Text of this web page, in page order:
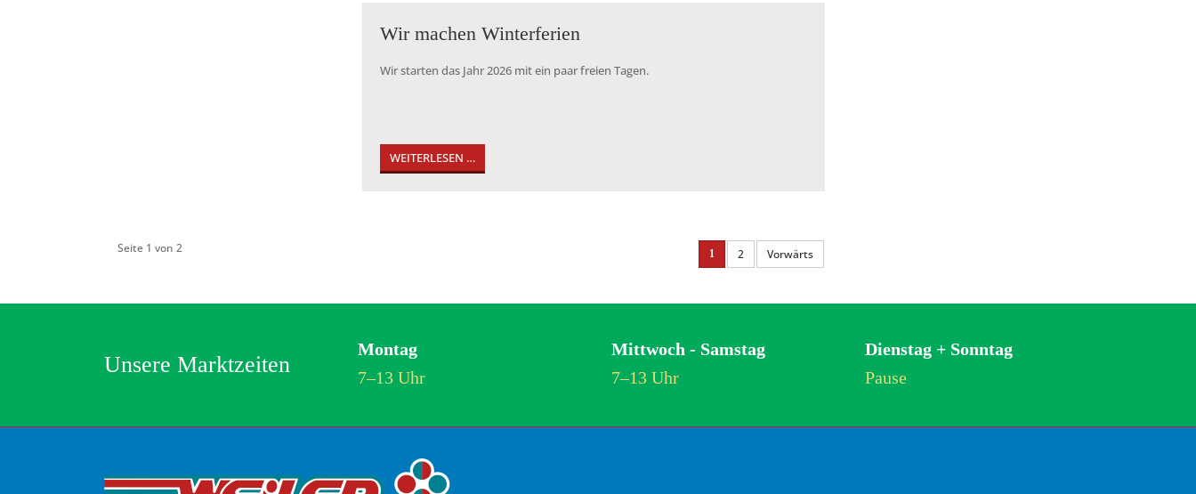
Wir machen Winterferien
Wir starten das Jahr 2026 mit ein paar freien Tagen.
WEITERLESEN …
Seite 1 von 2 1 2 Vorwärts
Unsere Marktzeiten
Montag
7–13 Uhr
Mittwoch - Samstag
7–13 Uhr
Dienstag + Sonntag
Pause